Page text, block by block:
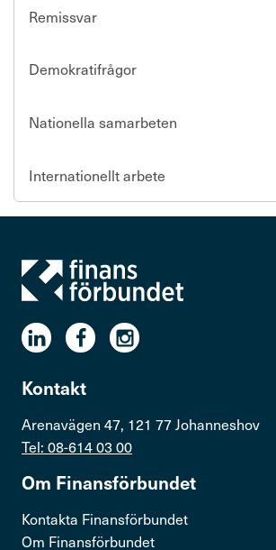
Remissvar
Demokratifrågor
Nationella samarbeten
Internationellt arbete
Kontakt
Arenavägen 47, 121 77 Johanneshov
Tel: 08-614 03 00
Om Finans­för­bundet
Kontakta Finansförbundet
Om Finansförbundet